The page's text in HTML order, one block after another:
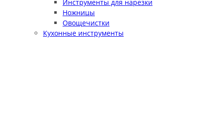
Инструменты для нарезки
Ножницы
Овощечистки
Кухонные инструменты